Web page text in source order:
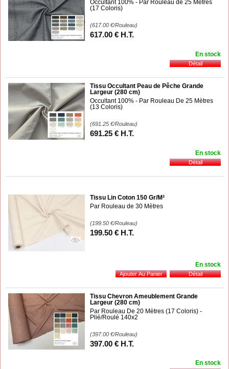
Occultant 100% - Par Rouleau de 25 Mètres
(17 Coloris)
(617.00 €/Rouleau)
617.00 € H.T.
En stock
Tissu Occultant Peau de Pêche Grande
Largeur (280 cm)
Occultant 100% - Par Rouleau De 25 Mètres
(13 Coloris)
(691.25 €/Rouleau)
691.25 € H.T.
En stock
Tissu Lin Coton 150 Gr/M²
Par Rouleau de 30 Mètres
(199.50 €/Rouleau)
199.50 € H.T.
En stock
Tissu Chevron Ameublement Grande
Largeur (280 cm)
Par Rouleau De 20 Mètres (17 Coloris) -
Plié/Roulé 140x2
(397.00 €/Rouleau)
397.00 € H.T.
En stock